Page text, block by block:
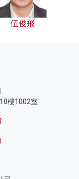
伍俊飛
樓1002室